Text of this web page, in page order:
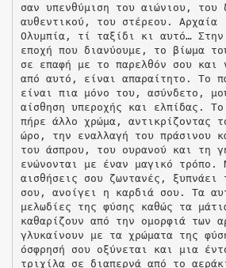
σαν υπενθύμιση του αιώνιου, του
αυθεντικού, του στέρεου. Αρχαία
Ολυμπία, τί ταξίδι κι αυτό… Στην
εποχή που διανύουμε, το βίωμα
σε επαφή με το παρελθόν σου και
από αυτό, είναι απαραίτητο. Το
είναι πια μόνο του, ασύνδετο,
αίσθηση υπεροχής και ελπίδας.
πήρε άλλο χρώμα, αντικρίζοντας
ώρο, την εναλλαγή του πράσινου
του άσπρου, του ουρανού και τη
ενώνονται με έναν μαγικό τρόπο.
αισθήσεις σου ζωντανές, ξυπνάει
σου, ανοίγει η καρδιά σου. Τα
μελωδίες της φύσης καθώς τα
καθαρίζουν από την ομορφιά των
γλυκαίνουν με τα χρώματα της
όσφρησή σου οξύνεται και μια
τριχίλα σε διαπερνά από το